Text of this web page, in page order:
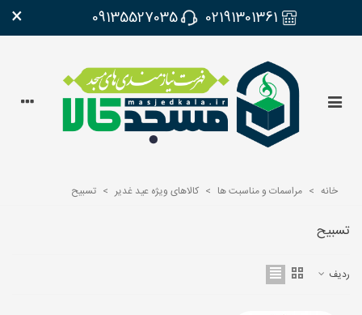
02191301361
09135527035
×
خانه > مراسمات و مناسبت ها > کالاهای ویژه عید غدیر > تسبیح
تسبیح
ردیف